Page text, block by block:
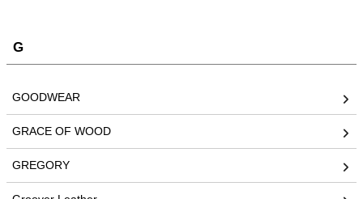
G
GOODWEAR
GRACE OF WOOD
GREGORY